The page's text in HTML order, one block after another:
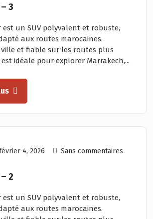
3
est un SUV polyvalent et robuste,
aux routes marocaines.
et fiable sur les routes plus
idéale pour explorer Marrakech,...
4, 2026 Sans commentaires
2
est un SUV polyvalent et robuste,
aux routes marocaines.